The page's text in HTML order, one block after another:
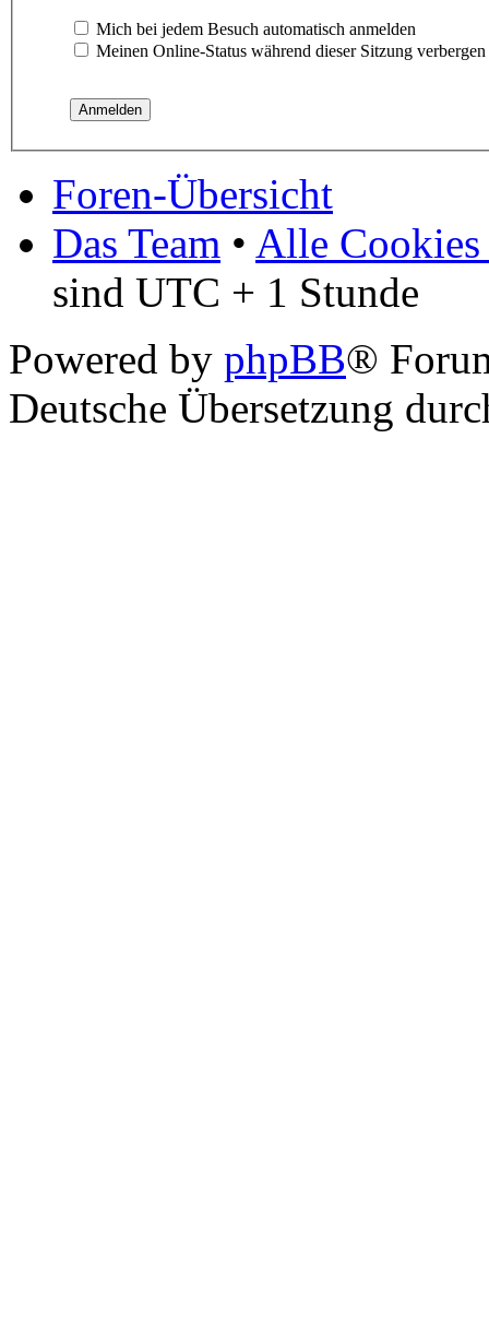
Mich bei jedem Besuch automatisch anmelden
Meinen Online-Status während dieser Sitzung verbergen
Foren-Übersicht
Das Team • Alle Cookies
sind UTC + 1 Stunde
Powered by phpBB®
Deutsche Übersetzung